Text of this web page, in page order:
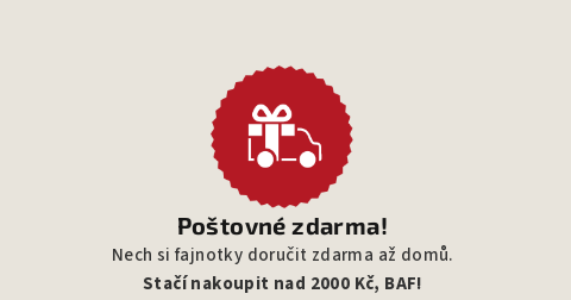
Poštovné zdarma!
Nech si fajnotky doručit zdarma až domů.
Stačí nakoupit nad 2000 Kč, BAF!